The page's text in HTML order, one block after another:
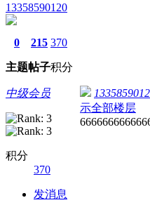
13358590120
0
主题
215
帖子
370
积分
中级会员
积分
370
发消息
示全部楼层